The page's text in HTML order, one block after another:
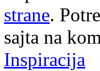
strane.
sajta na
Inspiracija